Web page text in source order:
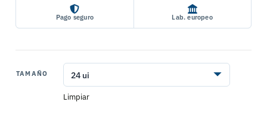
Pago seguro Lab. europeo
TAMAÑO
Limpiar